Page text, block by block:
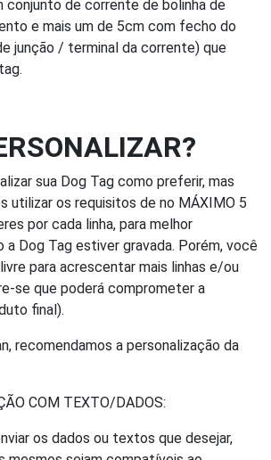
conjunto de corrente de bolinha de
e mais um de 5cm com fecho do
junção / terminal da corrente) que
sua Dog Tag como preferir, mas
utilizar os requisitos de no MÁXIMO 5
por cada linha, para melhor
a Dog Tag estiver gravada. Porém, você
para acrescentar mais linhas e/ou
se que poderá comprometer a
final).
recomendamos a personalização da
COM TEXTO/DADOS:
os dados ou textos que desejar,